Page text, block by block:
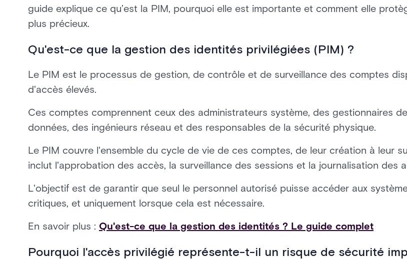
guide explique ce qu’est la PIM, pourquoi elle est importante et comment elle
plus précieux.
Qu'est-ce que la gestion des identités privilégiées (PIM) ?
Le PIM est le processus de gestion, de contrôle et de surveillance des comptes
d'accès élevés.
Ces comptes comprennent ceux des administrateurs système, des gestionnaires
données, des ingénieurs réseau et des responsables de la sécurité physique.
Le PIM couvre l'ensemble du cycle de vie de ces comptes, de leur création à leur
inclut l'approbation des accès, la surveillance des sessions et la journalisation des
L'objectif est de garantir que seul le personnel autorisé puisse accéder aux
critiques, et uniquement lorsque cela est nécessaire.
En savoir plus : Qu'est-ce que la gestion des identités ? Le guide complet
Pourquoi l'accès privilégié représente-t-il un risque de sécurité